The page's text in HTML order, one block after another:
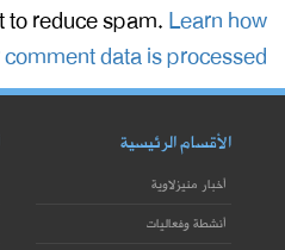
reduce spam.Learn how
data is processed.
الأقسام الرئيسية
أخبار منيزلاوية
أنشطة وفعاليات